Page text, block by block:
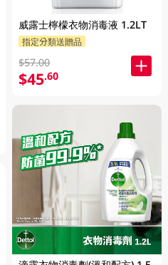
威露士檸檬衣物消毒液 1.2LT
指定分類送贈品
$57.00
$45.60